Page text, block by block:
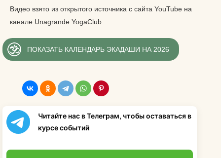
Видео взято из открытого источника с сайта YouTube на
канале Unagrande YogaClub
ПОКАЗАТЬ КАЛЕНДАРЬ ЭКАДАШИ НА 2026
Читайте нас в Телеграм, чтобы оставаться в
курсе событий